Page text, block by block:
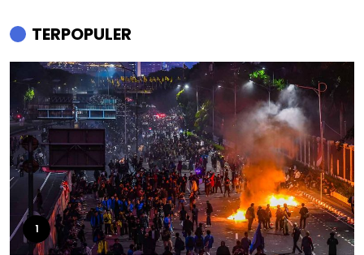
TERPOPULER
1